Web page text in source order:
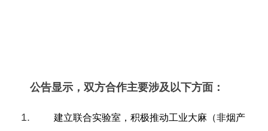
公告显示，双方合作主要涉及以下方面：
建立联合实验室，积极推动工业大麻（非烟产